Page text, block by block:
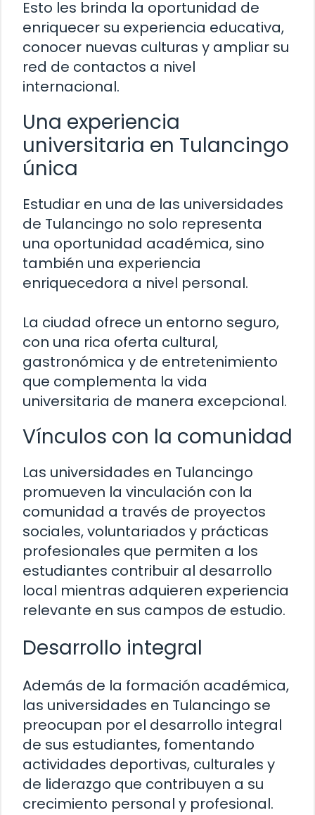
Esto les brinda la oportunidad de
enriquecer su experiencia educativa,
conocer nuevas culturas y ampliar su
red de contactos a nivel
internacional.
Una experiencia
universitaria en Tulancingo
única
Estudiar en una de las universidades
de Tulancingo no solo representa
una oportunidad académica, sino
también una experiencia
enriquecedora a nivel personal.
La ciudad ofrece un entorno seguro,
con una rica oferta cultural,
gastronómica y de entretenimiento
que complementa la vida
universitaria de manera excepcional.
Vínculos con la comunidad
Las universidades en Tulancingo
promueven la vinculación con la
comunidad a través de proyectos
sociales, voluntariados y prácticas
profesionales que permiten a los
estudiantes contribuir al desarrollo
local mientras adquieren experiencia
relevante en sus campos de estudio.
Desarrollo integral
Además de la formación académica,
las universidades en Tulancingo se
preocupan por el desarrollo integral
de sus estudiantes, fomentando
actividades deportivas, culturales y
de liderazgo que contribuyen a su
crecimiento personal y profesional.